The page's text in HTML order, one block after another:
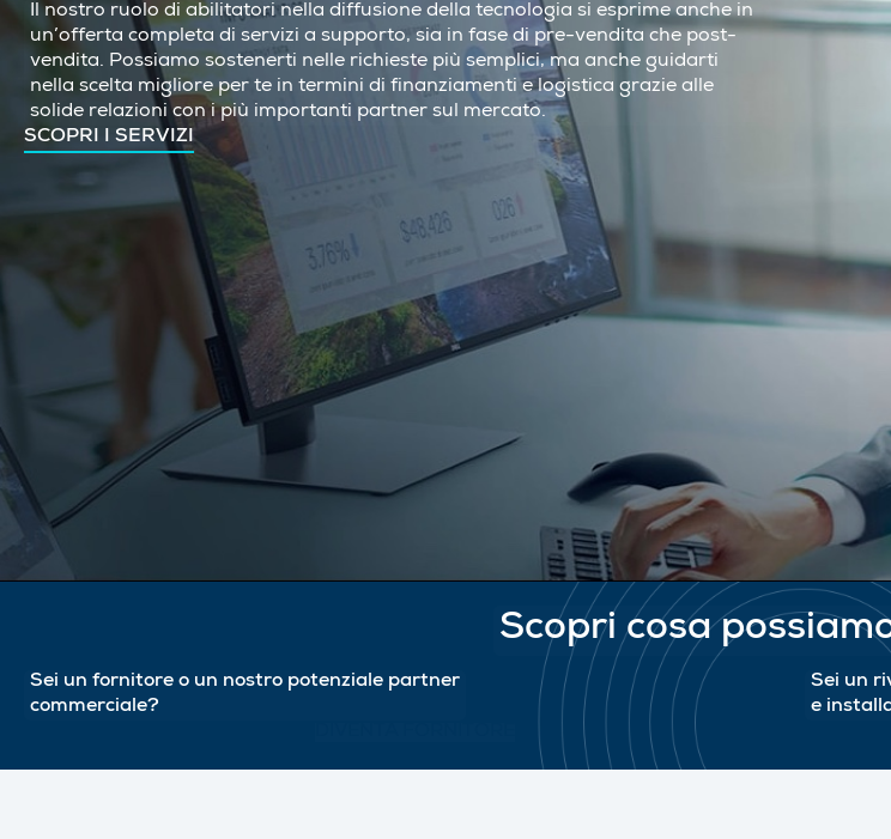
Il nostro ruolo di abilitatori nella diffusione della tecnologia si esprime anche in
un’offerta completa di servizi a supporto, sia in fase di pre-vendita che post-
vendita. Possiamo sostenerti nelle richieste più semplici, ma anche guidarti
nella scelta migliore per te in termini di finanziamenti e logistica grazie alle
solide relazioni con i più importanti partner sul mercato.
SCOPRI I SERVIZI
Scopri cosa
Sei un fornitore o un nostro potenziale partner
commerciale?
Sei un
e